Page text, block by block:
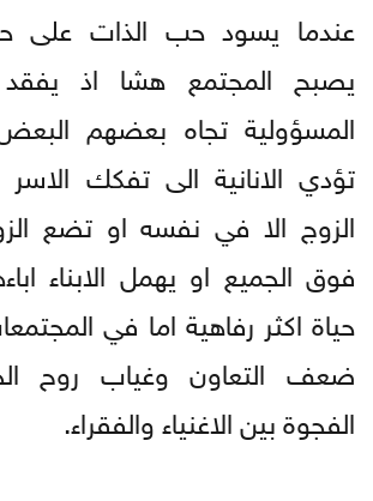
عندما يسود حب الذات على
يصبح المجتمع هشا اذ
المسؤولية تجاه بعضهم
تؤدي الانانية الى تفكك
الزوج الا في نفسه او تضع
فوق الجميع او يهمل الابناء
حياة اكثر رفاهية اما في
ضعف التعاون وغياب روح
الفجوة بين الاغنياء والفقراء.